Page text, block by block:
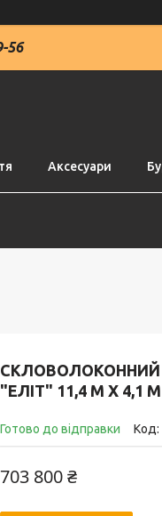
56
Аксесуари
СКЛОВОЛОКОННИЙ
"ЕЛІТ" 11,4 М Х 4,1
Готово до відправки Код:
703 800 ₴